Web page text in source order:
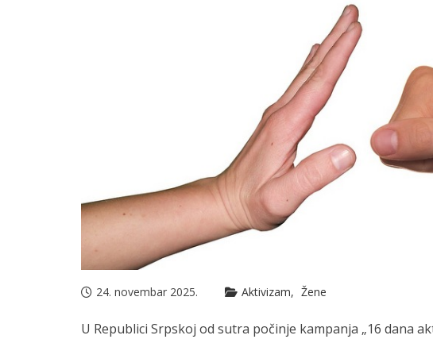
24. novembar 2025. Aktivizam Žene
U Republici Srpskoj od sutra počinje kampanja „16 dana